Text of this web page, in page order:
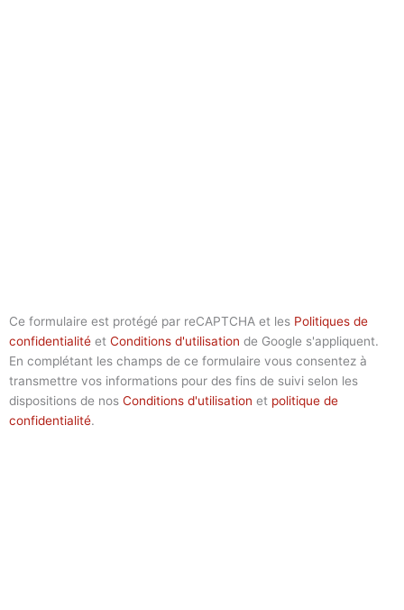
Ce formulaire est protégé par reCAPTCHA et les Politiques de
confidentialité et Conditions d'utilisation de Google s'appliquent.
En complétant les champs de ce formulaire vous consentez à
transmettre vos informations pour des fins de suivi selon les
dispositions de nos Conditions d'utilisation et politique de
confidentialité.